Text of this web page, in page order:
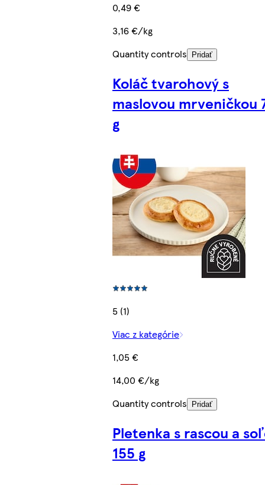
0,49 €
3,16 €/kg
Quantity controls
Pridať
Koláč tvarohový s
maslovou mrveničkou
g
5 (1)
Viac z kategórie
1,05 €
14,00 €/kg
Quantity controls
Pridať
Pletenka s rascou a
155 g